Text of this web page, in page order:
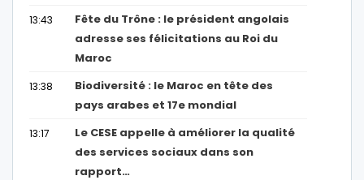
13:43
Fête du Trône : le président angolais
adresse ses félicitations au Roi du
Maroc
13:38
Biodiversité : le Maroc en tête des
pays arabes et 17e mondial
13:17
Le CESE appelle à améliorer la qualité
des services sociaux dans son
rapport…